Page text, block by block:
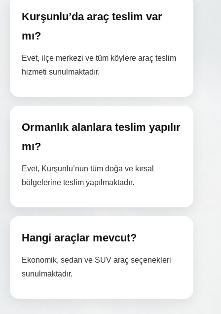
Kurşunlu’da araç teslim var
mı?
Evet, ilçe merkezi ve tüm köylere araç teslim
hizmeti sunulmaktadır.
Ormanlık alanlara teslim yapılır
mı?
Evet, Kurşunlu’nun tüm doğa ve kırsal
bölgelerine teslim yapılmaktadır.
Hangi araçlar mevcut?
Ekonomik, sedan ve SUV araç seçenekleri
sunulmaktadır.